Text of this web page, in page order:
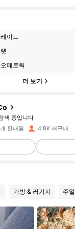
이드
메트릭
더 보기
색 중입니다
팔로워
로워
로워
판매됨 4.8K 재구매
가방 & 러기지 주